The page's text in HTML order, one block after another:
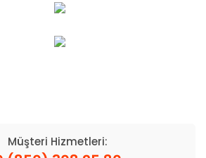
Müşteri Hizmetleri: